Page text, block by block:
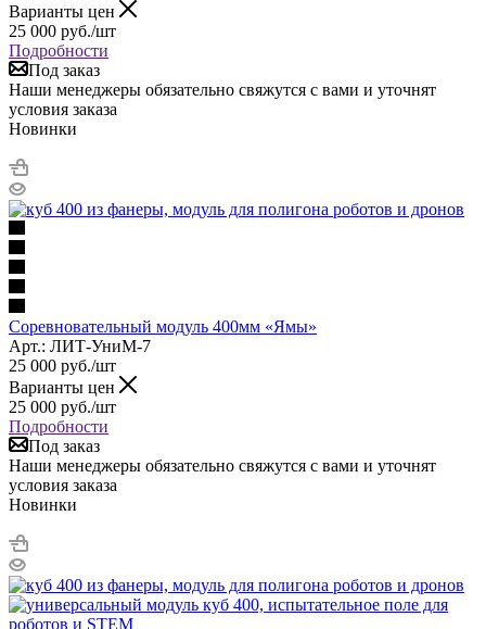
Варианты цен
25 000 руб./шт
Подробности
Под заказ
Наши менеджеры обязательно свяжутся с вами и уточнят
условия заказа
Новинки
Соревновательный модуль 400мм «Ямы»
Арт.: ЛИТ-УниМ-7
25 000 руб./шт
Варианты цен
25 000 руб./шт
Подробности
Под заказ
Наши менеджеры обязательно свяжутся с вами и уточнят
условия заказа
Новинки